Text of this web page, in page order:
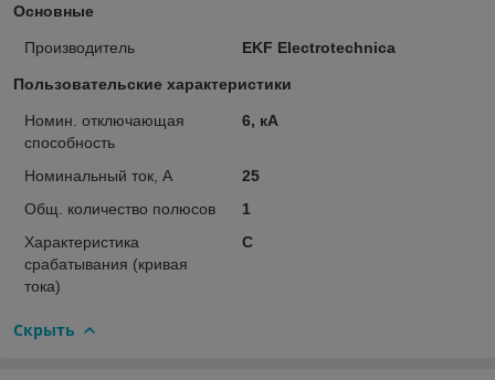
Основные
Производитель EKF Electrotechnica
Пользовательские характеристики
Номин. отключающая
способность
6, кА
Номинальный ток, А
25
Общ. количество полюсов
1
Характеристика
срабатывания (кривая
тока)
C
Скрыть